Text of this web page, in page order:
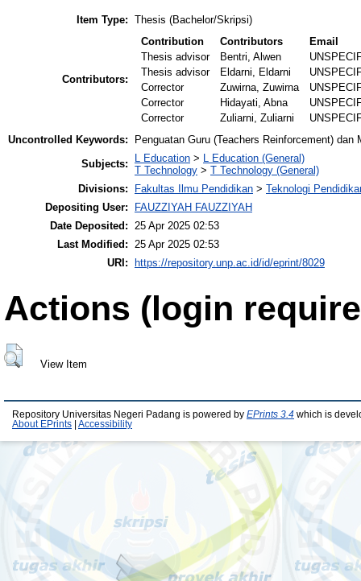
Item Type: Thesis (Bachelor/Skripsi)
Contributors:
Contribution Contributors
Email
Thesis advisor
Bentri, Alwen
Thesis advisor
Eldarni, Eldarni
Corrector
Zuwirna, Zuwirna
Corrector
Hidayati, Abna
Corrector
Zuliarni, Zuliarni
Uncontrolled Keywords:
Penguatan Guru (Teachers Reinforcement) dan
Subjects:
L Education > L Education (General)
T Technology > T Technology (General)
Divisions:
Fakultas Ilmu Pendidikan > Teknologi
Depositing User:
FAUZZIYAH FAUZZIYAH
Date Deposited: 25 Apr 2025 02:53
Last Modified: 25 Apr 2025 02:53
URI:
https://repository.unp.ac.id/id/eprint/8029
Actions (login
View Item
Repository Universitas Negeri Padang is powered by EPrints 3.4 which is
About EPrints
Accessibility